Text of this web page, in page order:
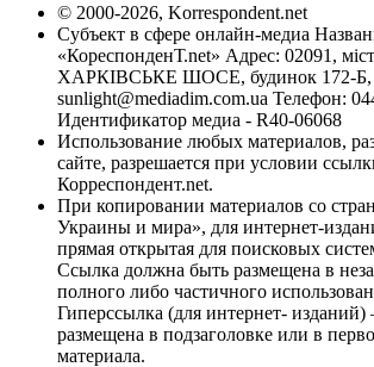
© 2000-2026, Korrespondent.net
Субъект в сфере онлайн-медиа
«КореспонденТ.net» Адрес: 02091,
ХАРКІВСЬКЕ ШОСЕ, будинок 172-Б,
sunlight@mediadim.com.ua Телефон:
Идентификатор медиа - R40-06068
Использование любых материалов,
сайте, разрешается при условии
Корреспондент.net.
При копировании материалов со
Украины и мира», для интернет-
прямая открытая для поисковых
Ссылка должна быть размещена в
полного либо частичного
Гиперссылка (для интернет-
размещена в подзаголовке или в
материала.